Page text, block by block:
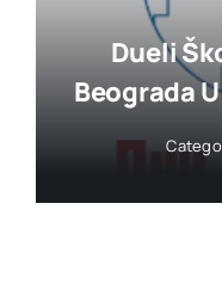
Dueli
Beograda